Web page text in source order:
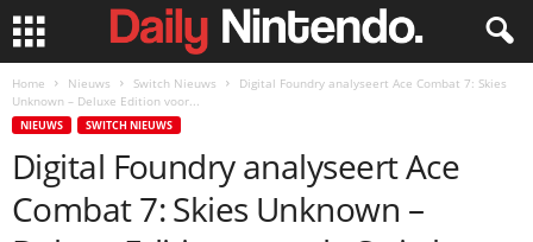
Home Nieuws Switch Nieuws
Digital Foundry analyseert Ace Combat 7: Skies
Unknown – Deluxe Edition voor...
NIEUWS SWITCH NIEUWS
Digital Foundry analyseert Ace
Combat 7: Skies Unknown –